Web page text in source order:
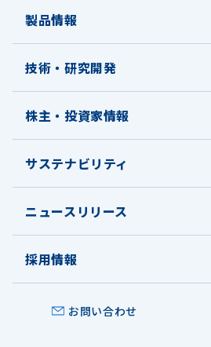
製品情報
技術・研究開発
株主・投資家情報
サステナビリティ
ニュースリリース
採用情報
お問い合わせ